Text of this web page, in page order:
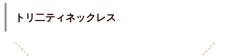
トリ二ティネックレス